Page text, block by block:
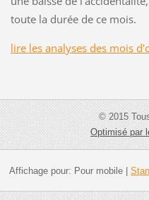
toute la durée de ce mois.
lire les analyses des mois
© 2015
Optimisé par
Affichage pour: Pour mobile|